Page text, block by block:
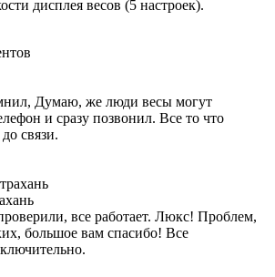
дисплея весов (5 настроек).
Думаю, же люди весы могут
и сразу позвонил. Все то что
связи.
все работает. Люкс! Проблем,
большое вам спасибо! Все